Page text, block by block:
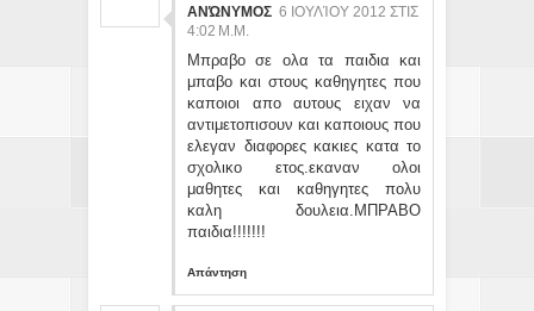
ΑΝΏΝΥΜΟΣ 6 ΙΟΥΛΊΟΥ 2012 ΣΤΙΣ
4:02 Μ.Μ.
Μπραβο σε ολα τα παιδια και
μπαβο και στους καθηγητες που
καποιοι απο αυτους ειχαν να
αντιμετοπισουν και καποιους που
ελεγαν διαφορες κακιες κατα το
σχολικο ετος.εκαναν ολοι
μαθητες και καθηγητες πολυ
καλη δουλεια.ΜΠΡΑΒΟ
παιδια!!!!!!!
Απάντηση